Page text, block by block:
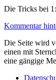
Die Tricks bei
Kommentar
Die Seite wird
einen mit
eine gängige